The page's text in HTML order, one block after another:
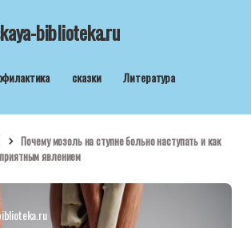
biblioteka.ru
сказки
Литература
Почему мозоль на ступне больно наступать и как
явлением